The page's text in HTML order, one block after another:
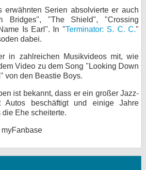
erwähnten Serien absolvierte er auch
Bridges", "The Shield", "Crossing
Is Earl". In "Terminator: S. C. C."
dabei.
in zahlreichen Musikvideos mit, wie
Video zu dem Song "Looking Down
von den Beastie Boys.
ist bekannt, dass er ein großer Jazz-
beschäftigt und einige Jahre
Ehe scheiterte.
myFanbase
Nutzungsbedingungen
Datenschutz
Impressum
myFanbase